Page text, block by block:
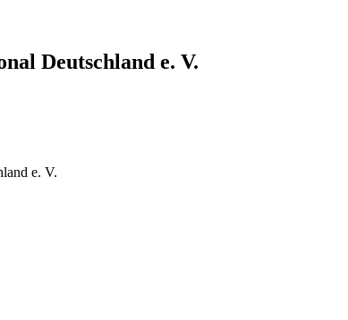
Deutschland e. V.
e. V.